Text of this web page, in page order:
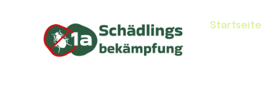
Startseite